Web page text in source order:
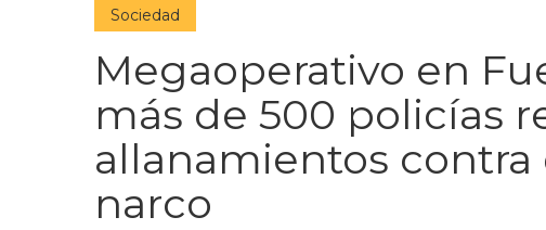
Sociedad
Megaoperativo en
más de 500 policías
allanamientos contra
narco